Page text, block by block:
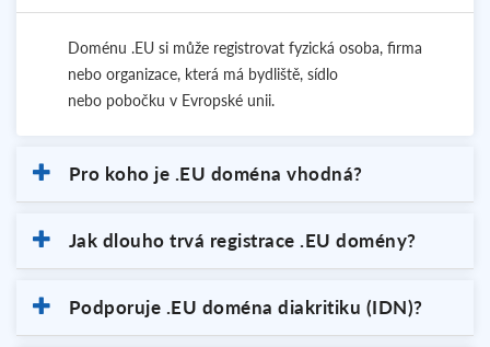
Doménu .EU si může registrovat fyzická osoba, firma
nebo organizace, která má bydliště, sídlo
nebo pobočku v Evropské unii.
Pro koho je .EU doména vhodná?
Jak dlouho trvá registrace .EU domény?
Podporuje .EU doména diakritiku (IDN)?